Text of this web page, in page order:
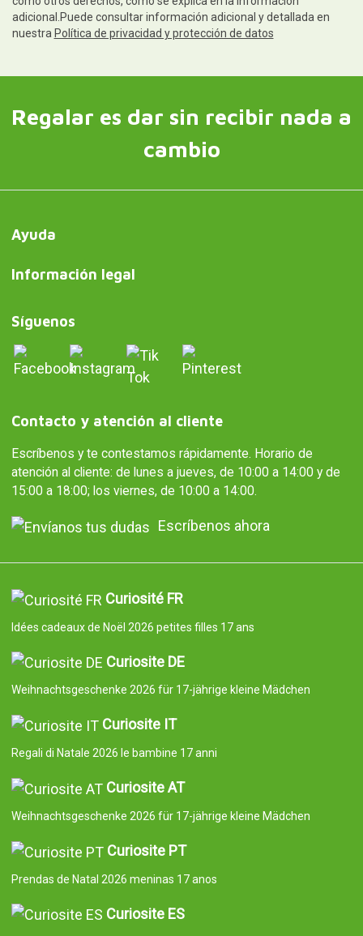
adicional.Puede consultar información adicional y detallada en
nuestra Política de privacidad y protección de datos
Regalar es dar sin recibir nada a
cambio
Ayuda
Información legal
Síguenos
Contacto y atención al cliente
Escríbenos y te contestamos rápidamente. Horario de
atención al cliente: de lunes a jueves, de 10:00 a 14:00 y de
15:00 a 18:00; los viernes, de 10:00 a 14:00.
Escríbenos ahora
Curiosité FR
Idées cadeaux de Noël 2026 petites filles 17 ans
Curiosite DE
Weihnachtsgeschenke 2026 für 17-jährige kleine Mädchen
Curiosite IT
Regali di Natale 2026 le bambine 17 anni
Curiosite AT
Weihnachtsgeschenke 2026 für 17-jährige kleine Mädchen
Curiosite PT
Prendas de Natal 2026 meninas 17 anos
Curiosite ES